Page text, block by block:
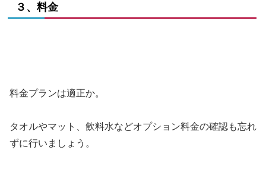
３、料金
料金プランは適正か。
タオルやマット、飲料水などオプション料金の確認も忘れ
ずに行いましょう。